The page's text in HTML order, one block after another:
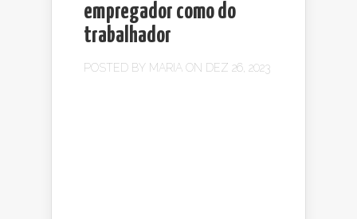
empregador como do
trabalhador
POSTED BY MARIA ON DEZ 26, 2023